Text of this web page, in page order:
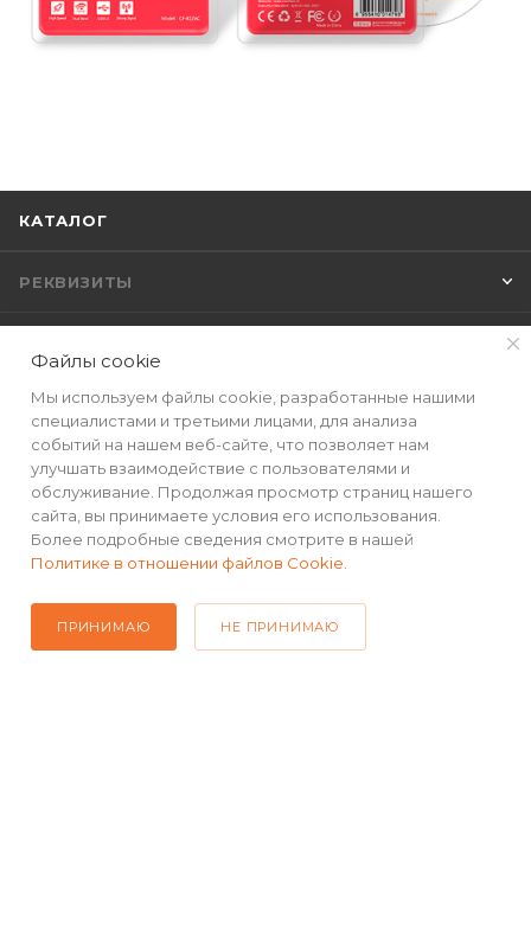
КАТАЛОГ
РЕКВИЗИТЫ
ПОДПИСАТЬСЯ НА РАССЫЛКУ
+7(499) 490-48-04
sales@mimall.ru
ТЦ «Савеловский», мобильный
ряд, павильон Л153 ул. Сущевский
Файлы cookie
Мы используем файлы cookie, разработанные нашими
специалистами и третьими лицами, для анализа
событий на нашем веб-сайте, что позволяет нам
улучшать взаимодействие с пользователями и
обслуживание. Продолжая просмотр страниц нашего
сайта, вы принимаете условия его использования.
Более подробные сведения смотрите в нашей
Политике в отношении файлов Cookie
ПРИНИМАЮ НЕ ПРИНИМАЮ